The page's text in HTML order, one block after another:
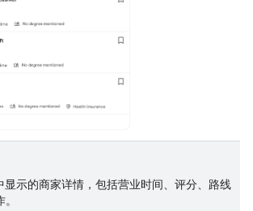
显示的商家详情，包括营业时间、评分、路线